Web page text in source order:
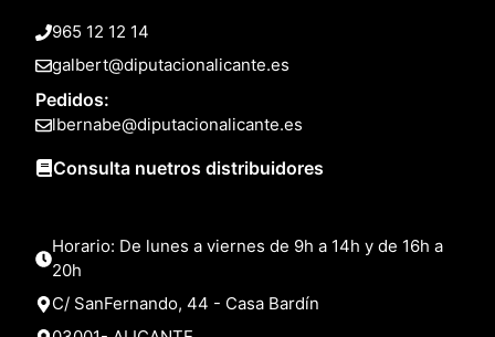
965 12 12 14
galbert@diputacionalicante.es
Pedidos:
lbernabe@diputacionalicante.es
Consulta nuetros distribuidores
Horario: De lunes a viernes de 9h a 14h y de 16h a
20h
C/ SanFernando, 44 - Casa Bardín